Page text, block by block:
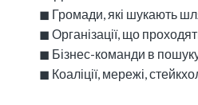
◼︎ Громади, які шукають
◼︎ Організації, що
◼︎ Бізнес-команди в
◼︎ Коаліції, мережі,